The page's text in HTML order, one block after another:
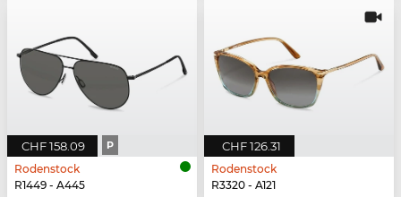
CHF 158.09 P
Rodenstock
R1449 - A445
CHF 126.31
Rodenstock
R3320 - A121